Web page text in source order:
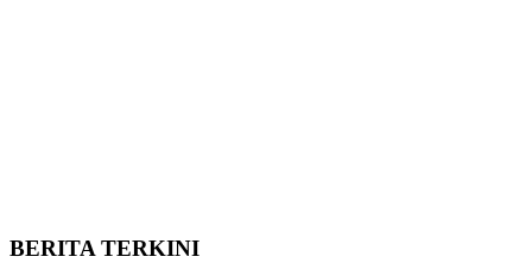
BERITA TERKINI